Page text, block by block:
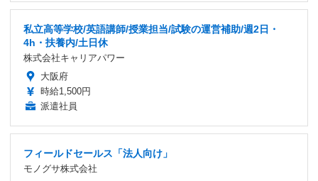
私立高等学校/英語講師/授業担当/試験の運営補助/週2日・
4h・扶養内/土日休
株式会社キャリアパワー
大阪府
時給1,500円
派遣社員
フィールドセールス「法人向け」
モノグサ株式会社